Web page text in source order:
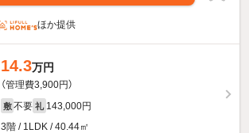
ほか提供
14.3万円
（管理費3,900円）
敷 不要 礼 143,000円
3階 / 1LDK / 40.44㎡